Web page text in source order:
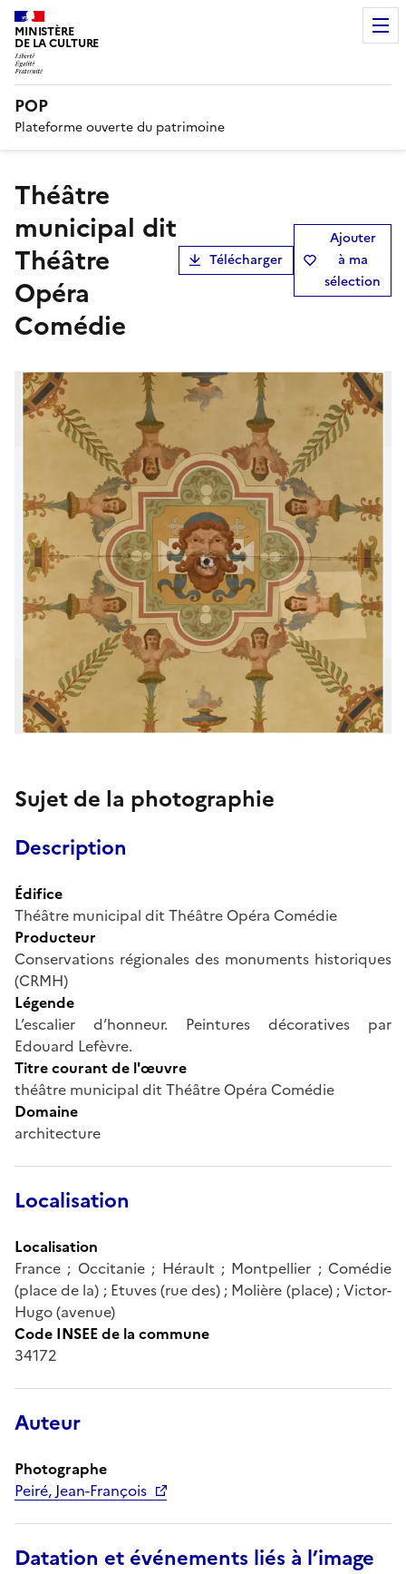
MINISTÈRE
DE LA CULTURE
POP
Plateforme ouverte du patrimoine
théâtre
municipal dit
Théâtre
Opéra
Comédie
Télécharger
Ajouter
à ma
sélection
Sujet de la photographie
Description
Édifice
Théâtre municipal dit Théâtre Opéra Comédie
Producteur
Conservations régionales des monuments historiques
(CRMH)
Légende
L’escalier d’honneur. Peintures décoratives par
Edouard Lefèvre.
Titre courant de l'œuvre
théâtre municipal dit Théâtre Opéra Comédie
Domaine
architecture
Localisation
Localisation
France ; Occitanie ; Hérault ; Montpellier ; Comédie
(place de la) ; Etuves (rue des) ; Molière (place) ; Victor-
Hugo (avenue)
Code INSEE de la commune
34172
Auteur
Photographe
Peiré, Jean-François
Datation et événements liés à l’image